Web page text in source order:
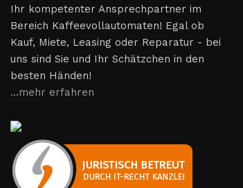
Ihr kompetenter Ansprechpartner im
Bereich Kaffeevollautomaten! Egal ob
Kauf, Miete, Leasing oder Reparatur - bei
uns sind Sie und Ihr Schätzchen in den
besten Händen!
...mehr erfahren